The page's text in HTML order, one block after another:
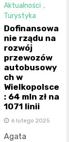
Aktualności ,
Turystyka
Dofinansowa
nie rządu na
rozwój
przewozów
autobusowy
ch w
Wielkopolsce
: 64 mln zł na
1071 linii
6 lutego 2025
Agata